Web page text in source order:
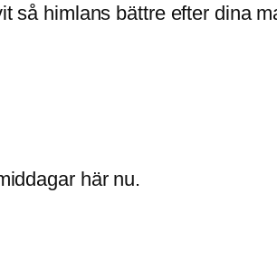
himlans bättre efter dina
här nu.